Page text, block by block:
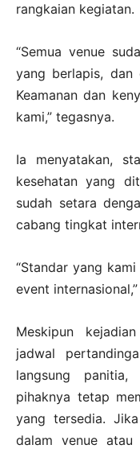
rangkaian kegiatan.
“Semua venue
yang berlapis, dan
Keamanan dan
kami,” tegasnya.
Ia menyatakan,
kesehatan yang
sudah setara
cabang tingkat
“Standar yang
event
Meskipun
jadwal
langsung panitia,
pihaknya tetap
yang tersedia.
dalam venue atau